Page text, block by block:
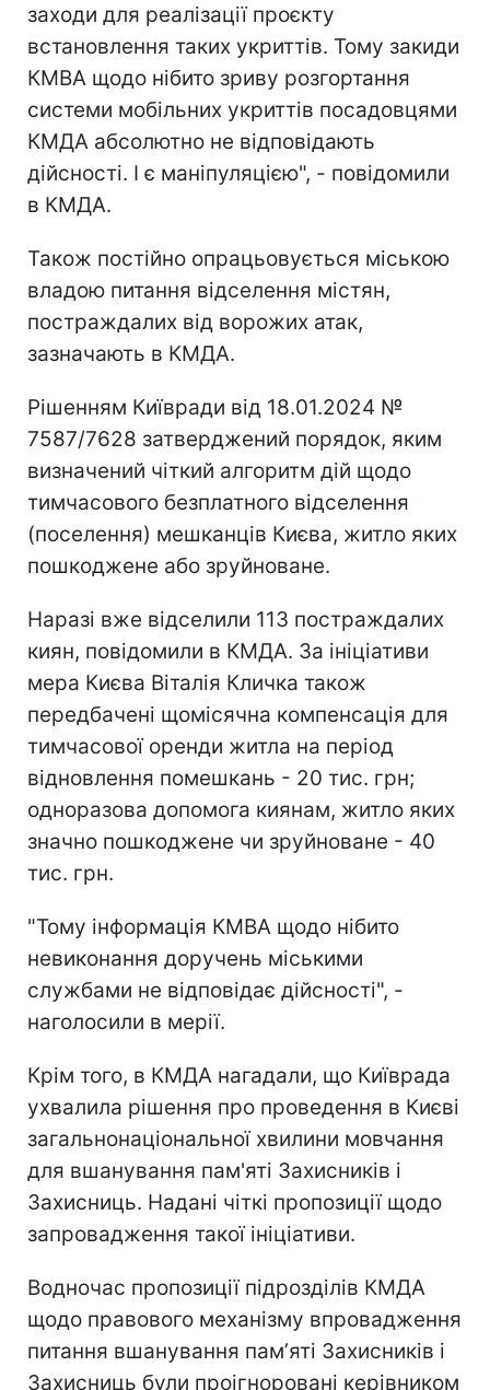
заходи для реалізації проєкту
встановлення таких укриттів. Тому закиди
КМВА щодо нібито зриву розгортання
системи мобільних укриттів посадовцями
КМДА абсолютно не відповідають
дійсності. І є маніпуляцією", - повідомили
в КМДА.
Також постійно опрацьовується міською
владою питання відселення містян,
постраждалих від ворожих атак,
зазначають в КМДА.
Рішенням Київради від 18.01.2024 №
7587/7628 затверджений порядок, яким
визначений чіткий алгоритм дій щодо
тимчасового безплатного відселення
(поселення) мешканців Києва, житло яких
пошкоджене або зруйноване.
Наразі вже відселили 113 постраждалих
киян, повідомили в КМДА. За ініціативи
мера Києва Віталія Кличка також
передбачені щомісячна компенсація для
тимчасової оренди житла на період
відновлення помешкань - 20 тис. грн;
одноразова допомога киянам, житло яких
значно пошкоджене чи зруйноване - 40
тис. грн.
"Тому інформація КМВА щодо нібито
невиконання доручень міськими
службами не відповідає дійсності", -
наголосили в мерії.
Крім того, в КМДА нагадали, що Київрада
ухвалила рішення про проведення в Києві
загальнонаціональної хвилини мовчання
для вшанування пам'яті Захисників і
Захисниць. Надані чіткі пропозиції щодо
запровадження такої ініціативи.
Водночас пропозиції підрозділів КМДА
щодо правового механізму впровадження
питання вшанування памʼяті Захисників і
Захисниць були проігноровані керівником